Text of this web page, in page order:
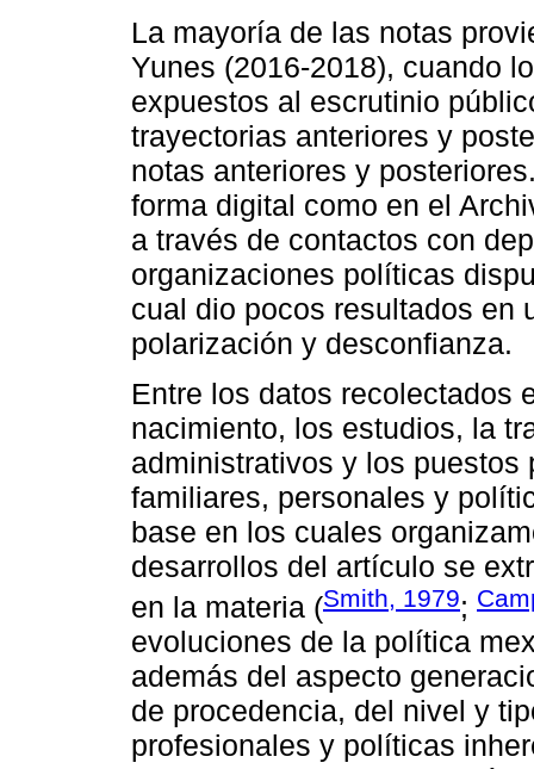
La mayoría de las notas
Yunes (2016-2018), cuando
expuestos al escrutinio
trayectorias anteriores y
notas anteriores y
forma digital como en el
a través de contactos con
organizaciones políticas
cual dio pocos resultados en
polarización y desconfianza.
Entre los datos recolectados
nacimiento, los estudios, la
administrativos y los
familiares, personales y
base en los cuales
desarrollos del artículo se
en la materia (Smith, 1979;
evoluciones de la política
además del aspecto
de procedencia, del nivel y
profesionales y políticas